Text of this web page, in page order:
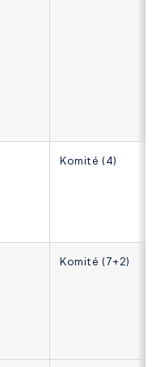
Komité (4)
Komité (7+2)